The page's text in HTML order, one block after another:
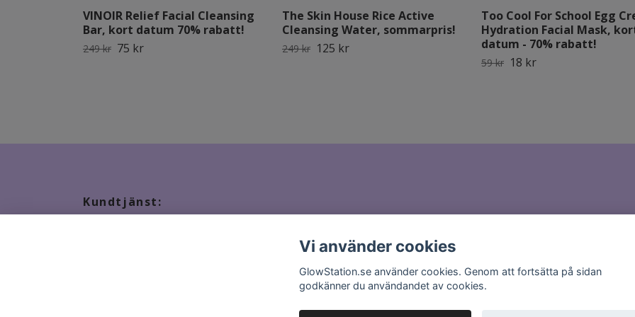
VINOIR Relief Facial Cleansing
Bar, kort datum 70% rabatt!
249 kr 75 kr
The Skin House Rice Active
Cleansing Water, sommarpris!
249 kr 125 kr
Too Cool For School Egg
Hydration Facial Mask,
datum - 70% rabatt!
59 kr 18 kr
Kundtjänst:
Vi använder cookies
GlowStation.se använder cookies. Genom att fortsätta på sidan
godkänner du användandet av cookies.